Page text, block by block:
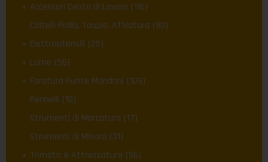
Accessori Centri di Lavoro (116)
Coltelli Pialla, Toupie, Affilatura (90)
Elettroutensili (25)
Lame (56)
Foratura Punte Mandrini (109)
Pennelli (10)
Strumenti di Marcatura (17)
Strumenti di Misura (31)
Trimatic e Attrezzature (56)